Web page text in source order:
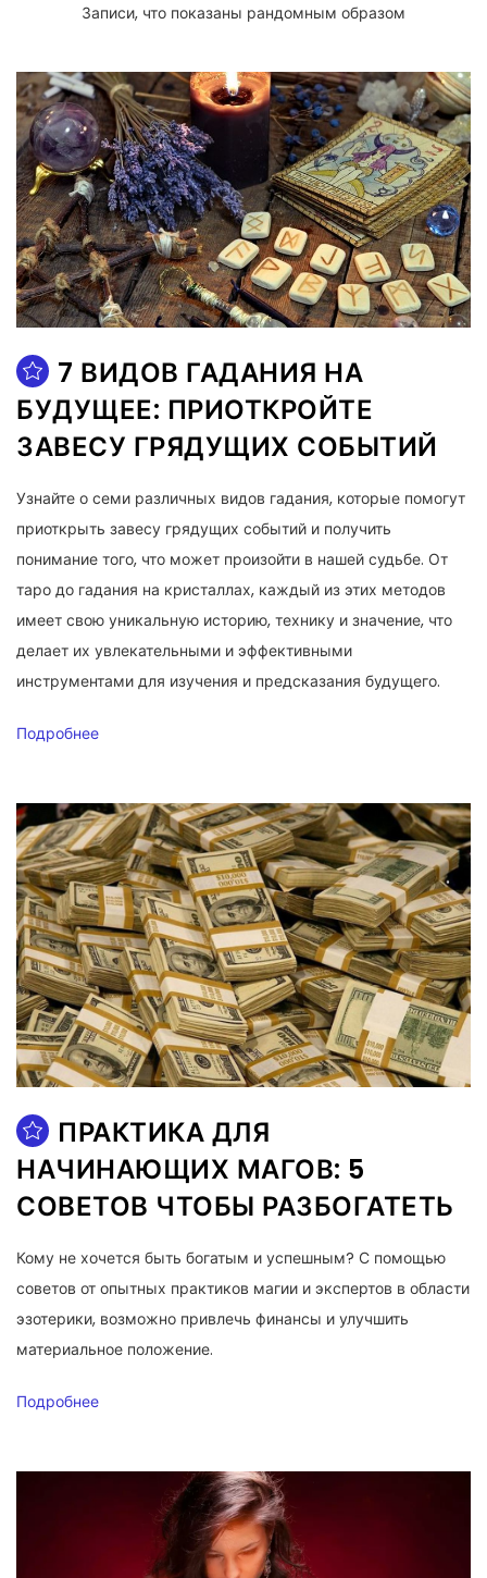
Записи, что показаны рандомным образом
7 ВИДОВ ГАДАНИЯ НА
БУДУЩЕЕ: ПРИОТКРОЙТЕ
ЗАВЕСУ ГРЯДУЩИХ СОБЫТИЙ
Узнайте о семи различных видов гадания, которые помогут
приоткрыть завесу грядущих событий и получить
понимание того, что может произойти в нашей судьбе. От
таро до гадания на кристаллах, каждый из этих методов
имеет свою уникальную историю, технику и значение, что
делает их увлекательными и эффективными
инструментами для изучения и предсказания будущего.
Подробнее
ПРАКТИКА ДЛЯ
НАЧИНАЮЩИХ МАГОВ: 5
СОВЕТОВ ЧТОБЫ РАЗБОГАТЕТЬ
Кому не хочется быть богатым и успешным? С помощью
советов от опытных практиков магии и экспертов в области
эзотерики, возможно привлечь финансы и улучшить
материальное положение.
Подробнее